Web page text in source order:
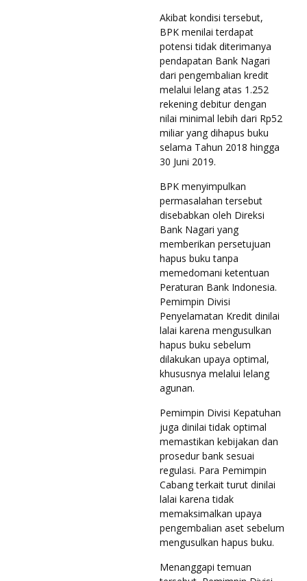
Akibat kondisi tersebut,
BPK menilai terdapat
potensi tidak diterimanya
pendapatan Bank Nagari
dari pengembalian kredit
melalui lelang atas 1.252
rekening debitur dengan
nilai minimal lebih dari Rp52
miliar yang dihapus buku
selama Tahun 2018 hingga
30 Juni 2019.
BPK menyimpulkan
permasalahan tersebut
disebabkan oleh Direksi
Bank Nagari yang
memberikan persetujuan
hapus buku tanpa
memedomani ketentuan
Peraturan Bank Indonesia.
Pemimpin Divisi
Penyelamatan Kredit dinilai
lalai karena mengusulkan
hapus buku sebelum
dilakukan upaya optimal,
khususnya melalui lelang
agunan.
Pemimpin Divisi Kepatuhan
juga dinilai tidak optimal
memastikan kebijakan dan
prosedur bank sesuai
regulasi. Para Pemimpin
Cabang terkait turut dinilai
lalai karena tidak
memaksimalkan upaya
pengembalian aset sebelum
mengusulkan hapus buku.
Menanggapi temuan